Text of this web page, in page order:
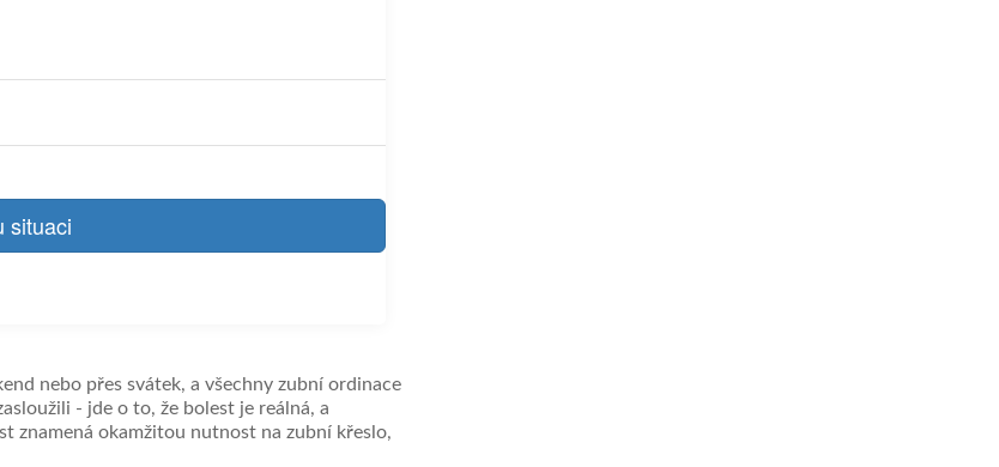
situaci
nebo přes svátek, a všechny zubní ordinace
- jde o to, že bolest je reálná, a
znamená okamžitou nutnost na zubní křeslo,